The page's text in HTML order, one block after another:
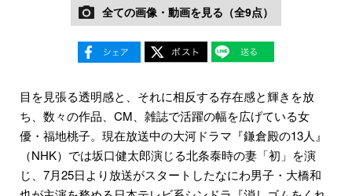
全ての画像・動画を見る（全9点）
目を見張る透明感と、それに相反する存在感と輝きを放
ち、数々の作品、CM、雑誌で活躍の幅を広げている女
優・福地桃子。現在放送中の大河ドラマ『鎌倉殿の13人』
（NHK）では坂口健太郎演じる北条泰時の妻「初」を演
じ、7月25日より放送がスタートしたなにわ男子・大橋和